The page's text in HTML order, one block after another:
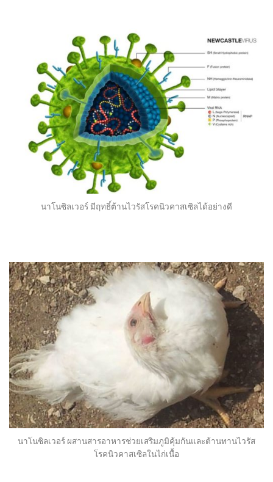
นาโนซิลเวอร์ มีฤทธิ์ต้านไวรัสโรคนิวคาสเซิลได้อย่างดี
นาโนซิลเวอร์ ผสานสารอาหารช่วยเสริมภูมิคุ้มกันและต้านทานไวรัส
โรคนิวคาสเซิลในไก่เนื้อ